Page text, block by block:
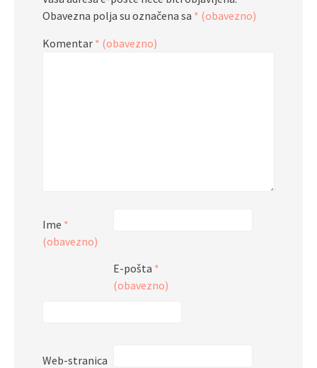
Obavezna polja su označena sa * (obavezno)
Komentar * (obavezno)
Ime *
(obavezno)
E-pošta *
(obavezno)
Web-stranica